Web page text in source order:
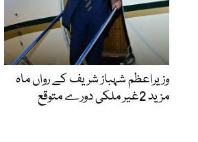
وزیراعظم شہباز شریف کے رواں ماہ
مزید 2غیر ملکی دورے متوقع